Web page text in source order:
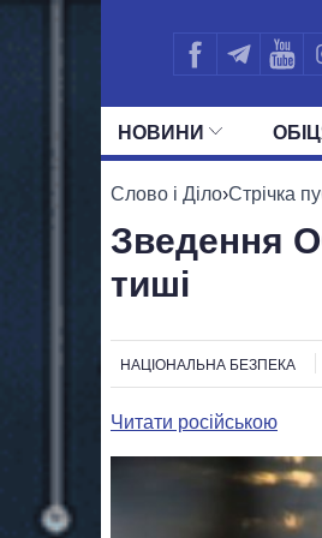
НОВИНИ
Слово і Діло›Стрічка
Зведення
тиші
НАЦІОНАЛЬНА БЕЗПЕКА
Читати російською